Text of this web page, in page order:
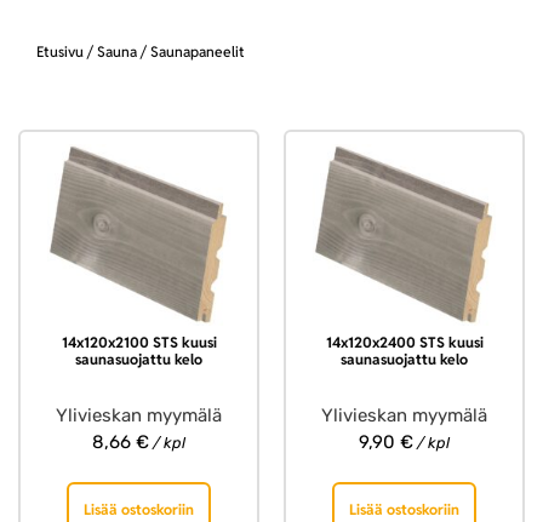
Etusivu / Sauna / Saunapaneelit
14x120x2100 STS kuusi
saunasuojattu kelo
Ylivieskan myymälä
8,66 € / kpl
Lisää ostoskoriin
14x120x2400 STS kuusi
saunasuojattu kelo
Ylivieskan myymälä
9,90 € / kpl
Lisää ostoskoriin